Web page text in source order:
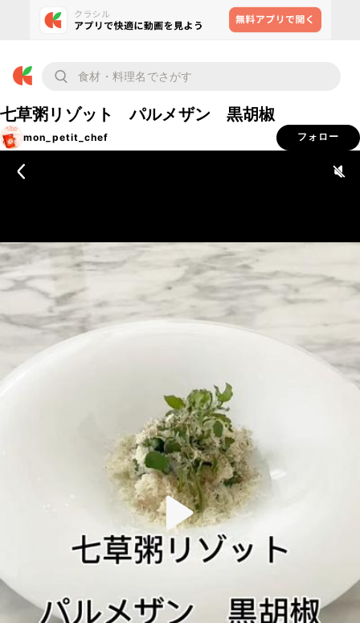
七草粥リゾット パルメザン 黒胡椒
mon_petit_chef フォロー